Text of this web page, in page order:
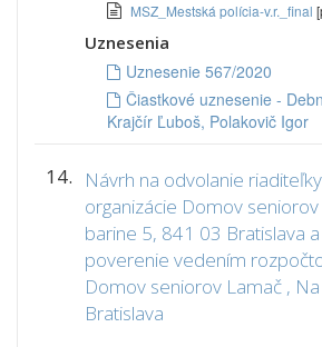
MSZ_Mestská polícia-v.r._final
Uznesenia
Uznesenie 567/2020
Čiastkové uznesenie -
Krajčír Ľuboš, Polakovič Igor
14.
Návrh na odvolanie
organizácie Domov
barine 5, 841 03 Bratislava
poverenie vedením
Domov seniorov Lamač ,
Bratislava